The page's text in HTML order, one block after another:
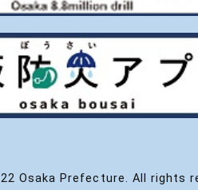
Osaka Prefecture. All rights